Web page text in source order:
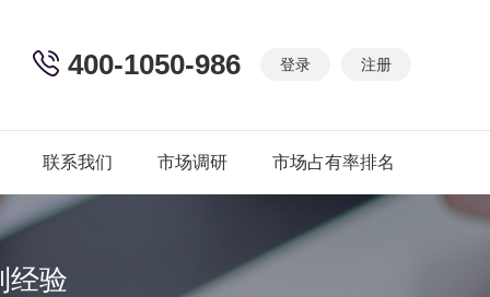
登录 注册
400-1050-986
联系我们 市场调研 市场占有率排名
经验